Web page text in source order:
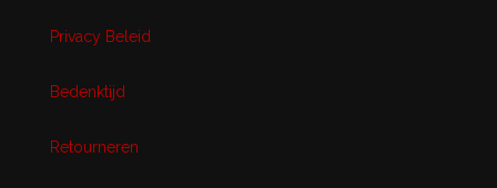
Privacy Beleid
Bedenktijd
Retourneren